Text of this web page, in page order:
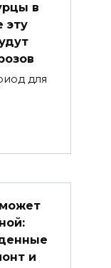
в
эту
для
и